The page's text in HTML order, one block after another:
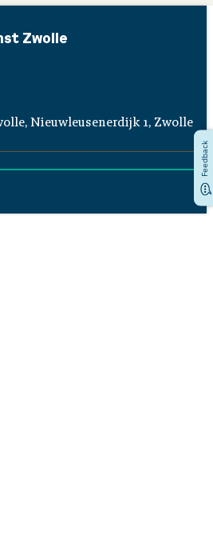
Zwolle
Nieuwleusenerdijk 1, Zwolle
Feedback